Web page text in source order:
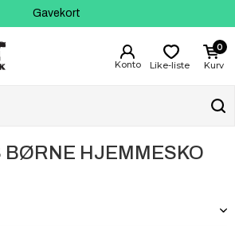
Gavekort
Kundeservice
Kurv
0
Like-liste
BØRNE HJEMMESKO